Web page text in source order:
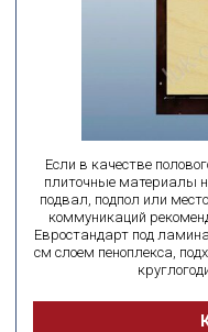
Если в качестве
плиточные материалы
подвал, подпол или
коммуникаций
Евростандарт под
см слоем пеноплекса,